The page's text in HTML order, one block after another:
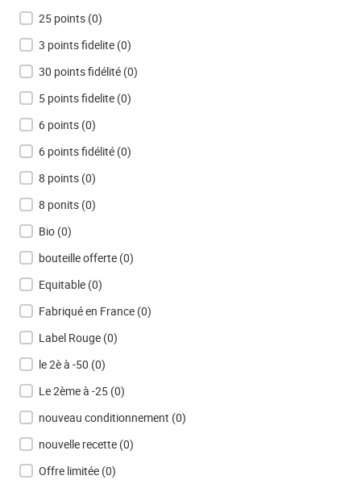
25 points (0)
3 points fidelite (0)
30 points fidélité (0)
5 points fidelite (0)
6 points (0)
6 points fidélité (0)
8 points (0)
8 ponits (0)
Bio (0)
bouteille offerte (0)
Equitable (0)
Fabriqué en France (0)
Label Rouge (0)
le 2è à -50 (0)
Le 2ème à -25 (0)
nouveau conditionnement (0)
nouvelle recette (0)
Offre limitée (0)